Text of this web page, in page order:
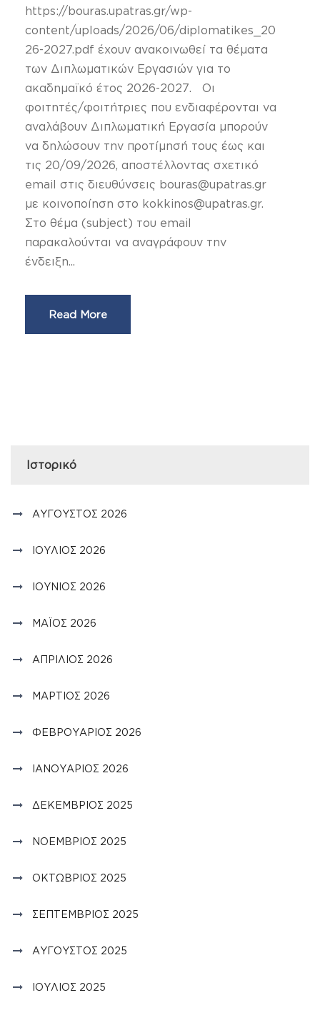
https://bouras.upatras.gr/wp-
content/uploads/2026/06/diplomatikes_20
26-2027.pdf έχουν ανακοινωθεί τα θέματα
των Διπλωματικών Εργασιών για το
ακαδημαϊκό έτος 2026-2027. Οι
φοιτητές/φοιτήτριες που ενδιαφέρονται να
αναλάβουν Διπλωματική Εργασία μπορούν
να δηλώσουν την προτίμησή τους έως και
τις 20/09/2026, αποστέλλοντας σχετικό
email στις διευθύνσεις bouras@upatras.gr
με κοινοποίηση στο kokkinos@upatras.gr.
Στο θέμα (subject) του email
παρακαλούνται να αναγράφουν την
ένδειξη...
Read More
Ιστορικό
ΑΎΓΟΥΣΤΟΣ 2026
ΙΟΎΛΙΟΣ 2026
ΙΟΎΝΙΟΣ 2026
ΜΆΙΟΣ 2026
ΑΠΡΊΛΙΟΣ 2026
ΜΆΡΤΙΟΣ 2026
ΦΕΒΡΟΥΆΡΙΟΣ 2026
ΙΑΝΟΥΆΡΙΟΣ 2026
ΔΕΚΈΜΒΡΙΟΣ 2025
ΝΟΈΜΒΡΙΟΣ 2025
ΟΚΤΏΒΡΙΟΣ 2025
ΣΕΠΤΈΜΒΡΙΟΣ 2025
ΑΎΓΟΥΣΤΟΣ 2025
ΙΟΎΛΙΟΣ 2025